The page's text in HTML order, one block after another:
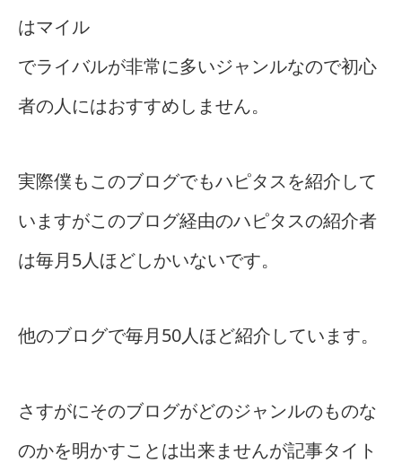
はマイル
でライバルが非常に多いジャンルなので初心
者の人にはおすすめしません。
実際僕もこのブログでもハピタスを紹介して
いますがこのブログ経由のハピタスの紹介者
は毎月5人ほどしかいないです。
他のブログで毎月50人ほど紹介しています。
さすがにそのブログがどのジャンルのものな
のかを明かすことは出来ませんが記事タイト